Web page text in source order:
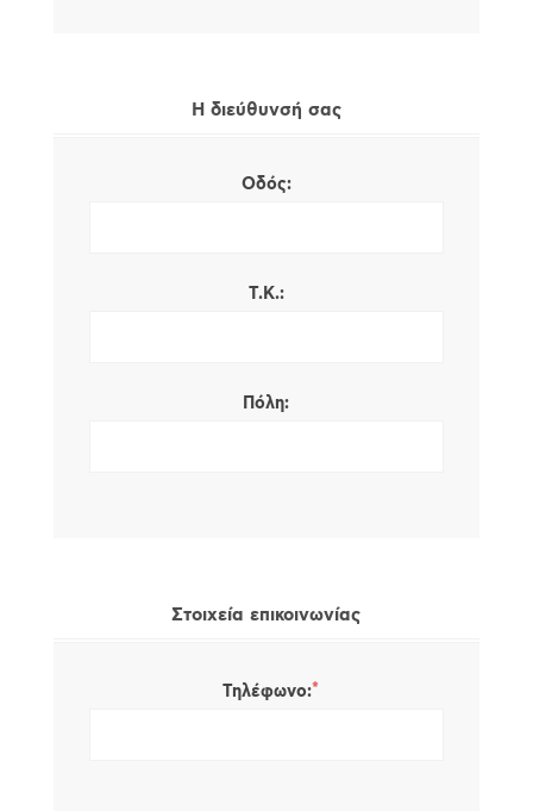
Η διεύθυνσή σας
Οδός:
Τ.Κ.:
Πόλη:
Στοιχεία επικοινωνίας
Τηλέφωνο:*